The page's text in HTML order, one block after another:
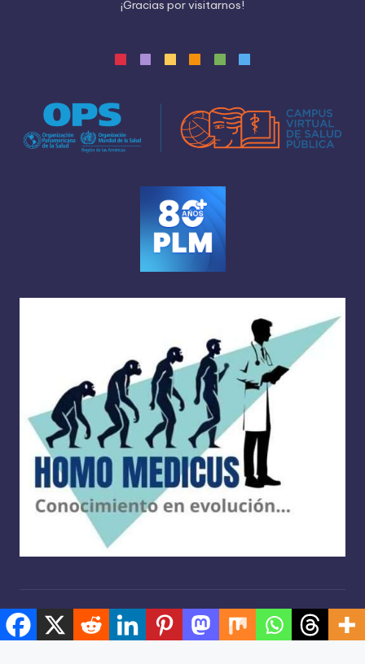
¡Gracias porvisitarnos!
Copyright 2026 — Homo medicus . Derechos reservados.